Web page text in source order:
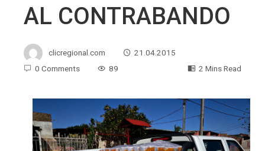
AL CONTRABANDO
clicregional.com
21.04.2015
0 Comments
89 2 Mins Read